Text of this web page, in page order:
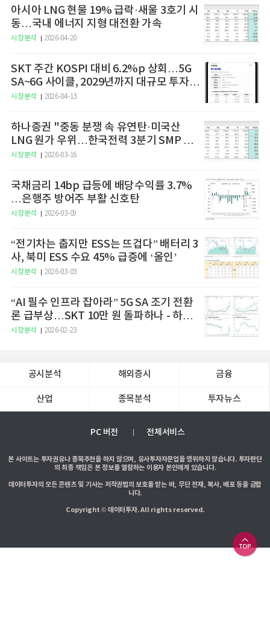
아시아 LNG 현물 19% 급락·새울 3호기 시
동…국내 에너지 지형 대전환 가속
시장분석 2026-04-20
SKT 주간 KOSPI 대비 6.2%p 상회…5G
SA~6G 사이클, 2029년까지 대규모 투자
예고
시장분석 2026-04-13
하나증권 "중동 분쟁 속 유연탄·미국산
LNG 원가 우위…한국전력 3분기 SMP 상
승 전망"
시장분석 2026-03-16
국채금리 14bp 급등에 배당수익률 3.7%
…은행주 방어주 부활 신호탄
시장분석 2026-03-09
“전기차는 춥지만 ESS는 뜨겁다” 배터리 3
사, 북미 ESS 수요 45% 급증에 ‘올인’
시장분석 2026-03-03
“AI 필수 인프라 잡아라” 5G SA 조기 전환
론 급부상…SKT 10만 원 돌파하나 - 하나
증권
시장분석 2026-02-23
공시분석 해외증시 금융
산업 종목분석 투자뉴스
PC 버전 전체서비스
본 사이트는 투자권유나 종목추천을 하지 않으며, 유사투자자문업을 영위하지 않습니다. 투자판단
의 최종 책임은 본 정보를 열람하는 이용자 본인에게 있습니다.
데이터투자의 모든 콘텐츠 및 기사는 저작권법의 보호를 받는 바, 무단 전재, 복사, 배포 등을 금합
니다.
Copyright © 데이터투자. All rights reserved.